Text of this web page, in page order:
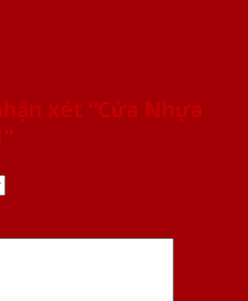
xét “Cửa Nhựa